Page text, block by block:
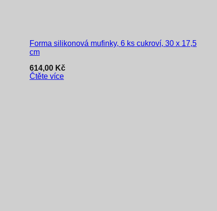
Forma silikonová mufinky, 6 ks cukroví, 30 x 17,5
cm
614,00 Kč
Čtěte více